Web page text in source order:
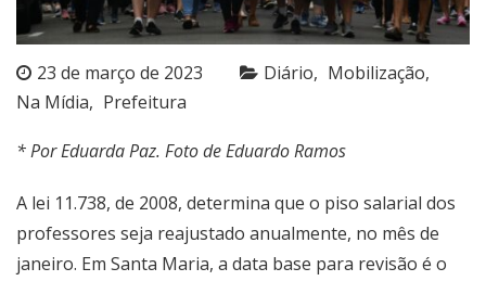
23 de março de 2023 Diário
Mobilização
Na Mídia
Prefeitura
* Por Eduarda Paz. Foto de Eduardo Ramos
A lei 11.738, de 2008, determina que o piso salarial dos
professores seja reajustado anualmente, no mês de
janeiro. Em Santa Maria, a data base para revisão é o